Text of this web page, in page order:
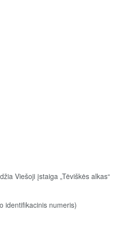
Viešoji įstaiga „Tėviškės alkas“
identifikacinis numeris)